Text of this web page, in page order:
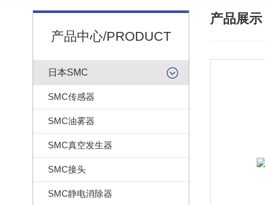
产品中心/PRODUCT
日本SMC
SMC传感器
SMC油雾器
SMC真空发生器
SMC接头
SMC静电消除器
产品展示